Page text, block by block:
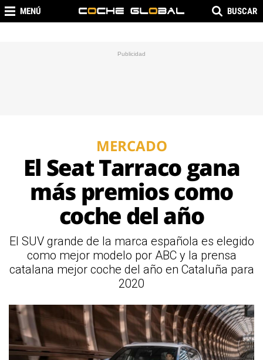
MENÚ BUSCAR
MERCADO
El Seat Tarraco gana
más premios como
coche del año
El SUV grande de la marca española es elegido
como mejor modelo por ABC y la prensa
catalana mejor coche del año en Cataluña para
2020